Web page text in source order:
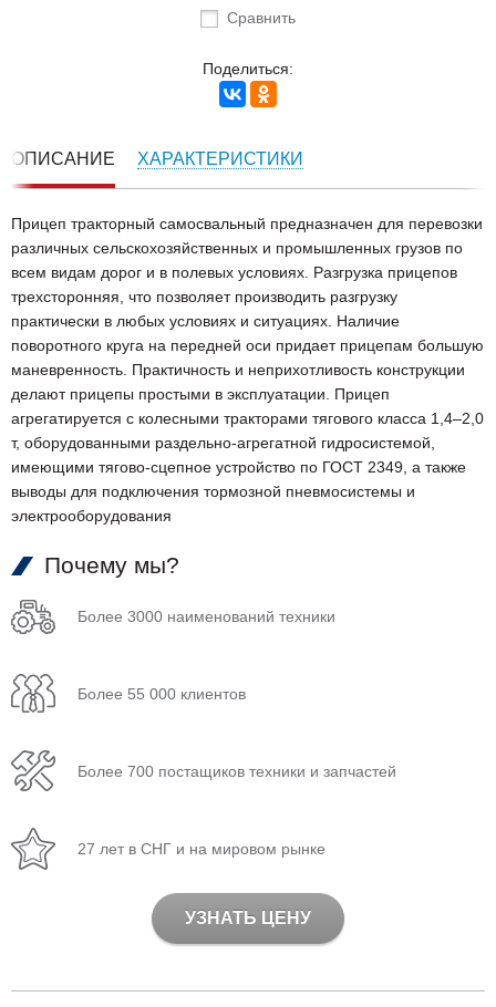
Сравнить
Поделиться:
ОПИСАНИЕ ХАРАКТЕРИСТИКИ
Прицеп тракторный самосвальный предназначен для перевозки
различных сельскохозяйственных и промышленных грузов по
всем видам дорог и в полевых условиях. Разгрузка прицепов
трехсторонняя, что позволяет производить разгрузку
практически в любых условиях и ситуациях. Наличие
поворотного круга на передней оси придает прицепам большую
маневренность. Практичность и неприхотливость конструкции
делают прицепы простыми в эксплуатации. Прицеп
агрегатируется с колесными тракторами тягового класса 1,4–2,0
т, оборудованными раздельно-агрегатной гидросистемой,
имеющими тягово-сцепное устройство по ГОСТ 2349, а также
выводы для подключения тормозной пневмосистемы и
электрооборудования
Почему мы?
Более 3000 наименований техники
Более 55 000 клиентов
Более 700 постащиков техники и запчастей
27 лет в СНГ и на мировом рынке
УЗНАТЬ ЦЕНУ